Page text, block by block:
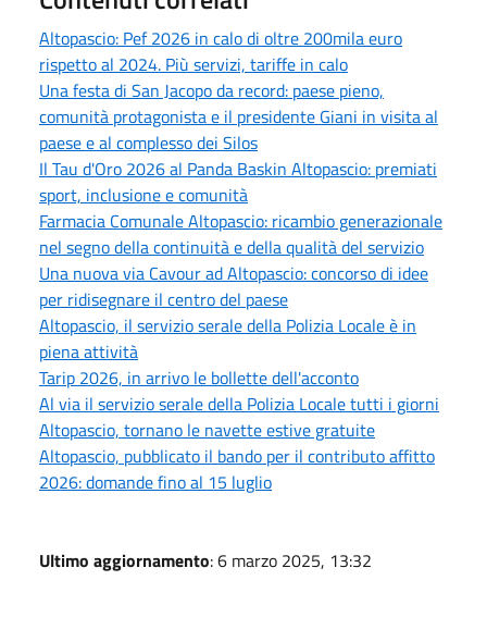
Altopascio: Pef 2026 in calo di oltre 200mila euro
rispetto al 2024. Più servizi, tariffe in calo
Una festa di San Jacopo da record: paese pieno,
comunità protagonista e il presidente Giani in visita al
paese e al complesso dei Silos
Il Tau d'Oro 2026 al Panda Baskin Altopascio: premiati
sport, inclusione e comunità
Farmacia Comunale Altopascio: ricambio generazionale
nel segno della continuità e della qualità del servizio
Una nuova via Cavour ad Altopascio: concorso di idee
per ridisegnare il centro del paese
Altopascio, il servizio serale della Polizia Locale è in
piena attività
Tarip 2026, in arrivo le bollette dell'acconto
Al via il servizio serale della Polizia Locale tutti i giorni
Altopascio, tornano le navette estive gratuite
Altopascio, pubblicato il bando per il contributo affitto
2026: domande fino al 15 luglio
Ultimo aggiornamento: 6 marzo 2025, 13:32